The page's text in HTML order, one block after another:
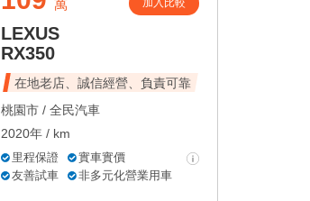
萬
LEXUS
RX350
在地老店、誠信經營、負責可靠
桃園市 / 全民汽車
2020年 / km
里程保證
實車實價
友善試車
非多元化營業用車